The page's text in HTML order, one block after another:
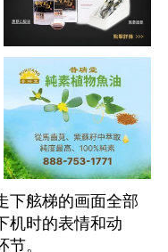
下舷梯的画面全部
机时的表情和动
。